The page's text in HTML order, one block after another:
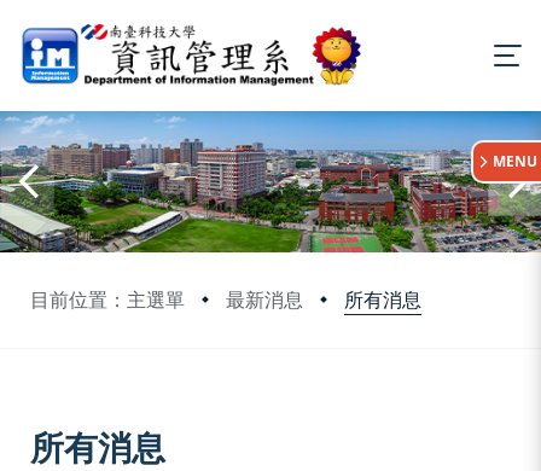
目前位置：主選單 最新消息 所有消息
:::
MENU
所有消息